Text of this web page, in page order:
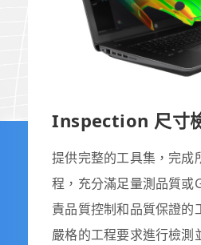
Inspection 尺寸
提供完整的工具集，完成
程，充分滿足量測品質或
責品質控制和品質保證的
嚴格的工程要求進行檢測